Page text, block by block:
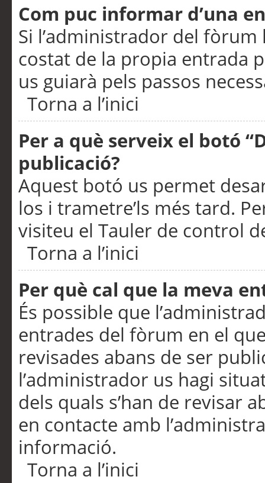
Com puc informar d’una
Si l’administrador del
costat de la propia entrada
us guiarà pels passos
Torna a l’inici
Per a què serveix el botó
publicació?
Aquest botó us permet
los i trametre’ls més tard.
visiteu el Tauler de control
Torna a l’inici
Per què cal que la meva
És possible que
entrades del fòrum en el
revisades abans de ser
l’administrador us hagi
dels quals s’han de revisar
en contacte amb
informació.
Torna a l’inici